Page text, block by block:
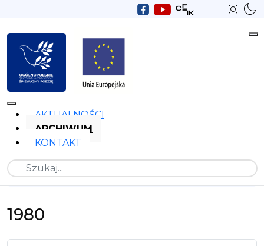
AKTUALNOŚCI
ARCHIWUM
KONTAKT
Szukaj
1980